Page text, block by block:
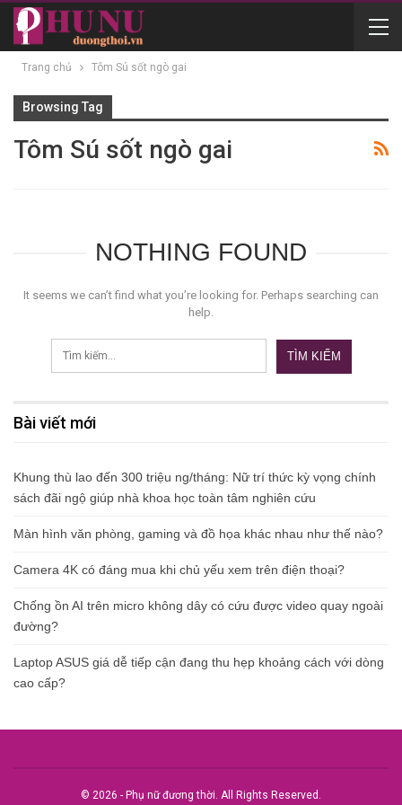
Trang chủ Tôm Sú sốt ngò gai
Browsing Tag
Tôm Sú sốt ngò gai
NOTHING FOUND
It seems we can’t find what you’re looking for. Perhaps searching can
help.
Bài viết mới
Khung thù lao đến 300 triệu ng/tháng: Nữ trí thức kỳ vọng chính
sách đãi ngộ giúp nhà khoa học toàn tâm nghiên cứu
Màn hình văn phòng, gaming và đồ họa khác nhau như thế nào?
Camera 4K có đáng mua khi chủ yếu xem trên điện thoại?
Chống ồn AI trên micro không dây có cứu được video quay ngoài
đường?
Laptop ASUS giá dễ tiếp cận đang thu hẹp khoảng cách với dòng
cao cấp?
© 2026 - Phụ nữ đương thời. All Rights Reserved.